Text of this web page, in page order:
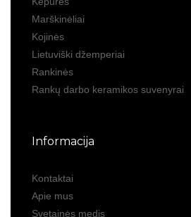
Marškinėliai
Kojinės
Lietuviški džemperiai
Rankinės
Rankų darbo keramikos suvenyrai
Informacija
Kontaktai
Apie mus
Svetainės medis